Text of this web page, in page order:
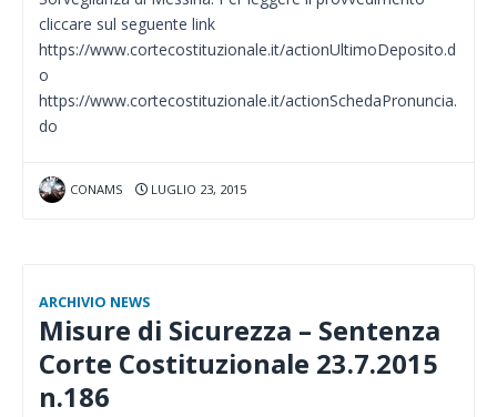
cliccare sul seguente link
https://www.cortecostituzionale.it/actionUltimoDeposito.d
o
https://www.cortecostituzionale.it/actionSchedaPronuncia.
do
CONAMS LUGLIO 23, 2015
ARCHIVIO NEWS
Misure di Sicurezza – Sentenza
Corte Costituzionale 23.7.2015
n.186